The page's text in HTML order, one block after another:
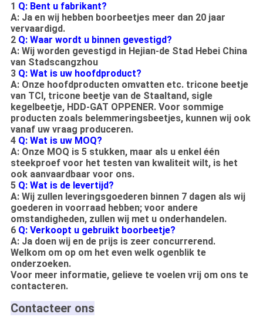
1 Q: Bent u fabrikant?
A: Ja en wij hebben boorbeetjes meer dan 20 jaar
vervaardigd.
2 Q: Waar wordt u binnen gevestigd?
A: Wij worden gevestigd in Hejian-de Stad Hebei China
van Stadscangzhou
3 Q: Wat is uw hoofdproduct?
A: Onze hoofdproducten omvatten etc. tricone beetje
van TCI, tricone beetje van de Staaltand, sigle
kegelbeetje, HDD-GAT OPPENER. Voor sommige
producten zoals belemmeringsbeetjes, kunnen wij ook
vanaf uw vraag produceren.
4 Q: Wat is uw MOQ?
A: Onze MOQ is 5 stukken, maar als u enkel één
steekproef voor het testen van kwaliteit wilt, is het
ook aanvaardbaar voor ons.
5 Q: Wat is de levertijd?
A: Wij zullen leveringsgoederen binnen 7 dagen als wij
goederen in voorraad hebben; voor andere
omstandigheden, zullen wij met u onderhandelen.
6 Q: Verkoopt u gebruikt boorbeetje?
A: Ja doen wij en de prijs is zeer concurrerend.
Welkom om op om het even welk ogenblik te
onderzoeken.
Voor meer informatie, gelieve te voelen vrij om ons te
contacteren.
Contacteer ons